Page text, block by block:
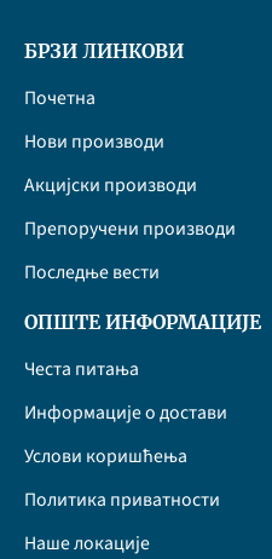
БРЗИ ЛИНКОВИ
Почетна
Нови производи
Акцијски производи
Препоручени производи
Последње вести
ОПШТЕ ИНФОРМАЦИЈЕ
Честа питања
Информације о достави
Услови коришћења
Политика приватности
Наше локације